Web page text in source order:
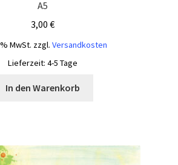
A5
3,00 €
MwSt. zzgl. Versandkosten
Lieferzeit: 4-5 Tage
In den Warenkorb